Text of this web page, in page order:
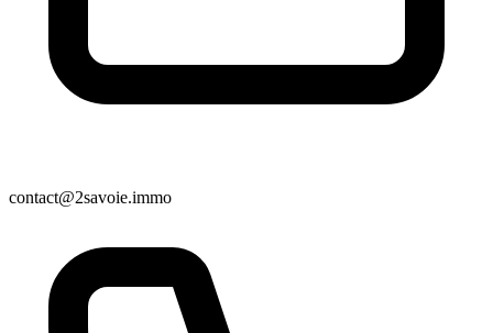
contact@2savoie.immo